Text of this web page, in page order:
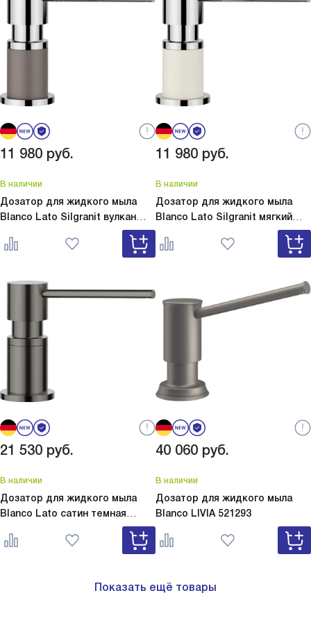
11 980 руб.
В наличии
Дозатор для жидкого мыла
Blanco Lato Silgranit вулкан
Lato Silgranit вулкан
серый 526954
11 980 руб.
В наличии
Дозатор для жидкого мыла
Blanco Lato Silgranit мягкий
Lato Silgranit мягкий
белый 526955
21 530 руб.
В наличии
Дозатор для жидкого мыла
Blanco Lato сатин темная
Lato сатин темная сталь
527743
40 060 руб.
В наличии
Дозатор для жидкого мыла
Blanco LIVIA 521293
Показать ещё товары